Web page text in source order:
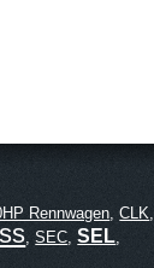
Rennwagen,CLK,
,SEC,SEL,